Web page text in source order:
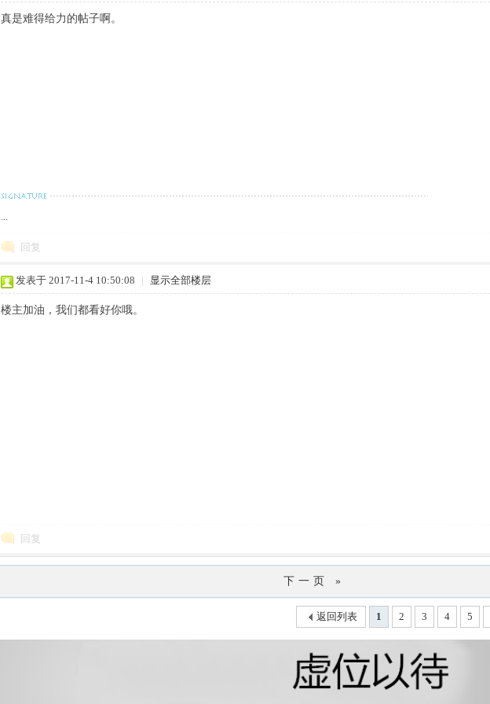
真是难得给力的帖子啊。
...
回复
发表于 2017-11-4 10:50:08 | 显示全部楼层
楼主加油，我们都看好你哦。
回复
下一页 »
1 2 3 4 5
返回列表